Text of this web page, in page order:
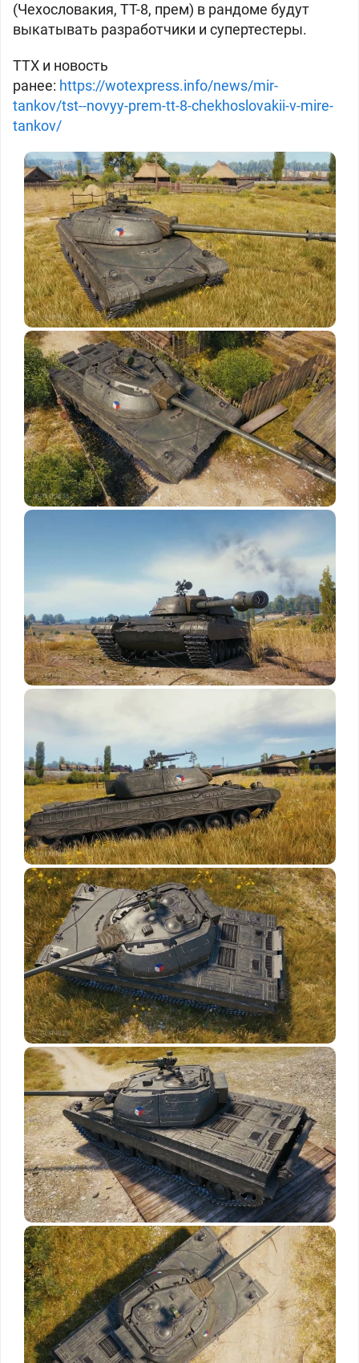
(Чехословакия, ТТ-8, прем) в рандоме будут
выкатывать разработчики и супертестеры.
ТТХ и новость
ранее: https://wotexpress.info/news/mir-
tankov/tst--novyy-prem-tt-8-chekhoslovakii-v-mire-
tankov/